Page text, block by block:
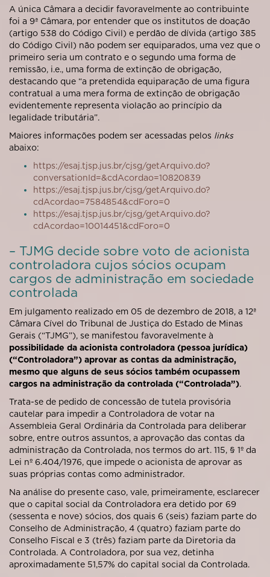
A única Câmara a decidir favoravelmente ao contribuinte
foi a 9ª Câmara, por entender que os institutos de doação
(artigo 538 do Código Civil) e perdão de dívida (artigo 385
do Código Civil) não podem ser equiparados, uma vez que o
primeiro seria um contrato e o segundo uma forma de
remissão, i.e., uma forma de extinção de obrigação,
destacando que “a pretendida equiparação de uma figura
contratual a uma mera forma de extinção de obrigação
evidentemente representa violação ao princípio da
legalidade tributária”.
Maiores informações podem ser acessadas pelos links
abaixo:
https://esaj.tjsp.jus.br/cjsg/getArquivo.do?
conversationId=&cdAcordao=10820839
https://esaj.tjsp.jus.br/cjsg/getArquivo.do?
cdAcordao=7584854&cdForo=0
https://esaj.tjsp.jus.br/cjsg/getArquivo.do?
cdAcordao=10014451&cdForo=0
– TJMG decide sobre voto de acionista
controladora cujos sócios ocupam
cargos de administração em sociedade
controlada
Em julgamento realizado em 05 de dezembro de 2018, a 12ª
Câmara Cível do Tribunal de Justiça do Estado de Minas
Gerais (“TJMG”), se manifestou favoravelmente à
possibilidade da acionista controladora (pessoa jurídica)
(“Controladora”) aprovar as contas da administração,
mesmo que alguns de seus sócios também ocupassem
cargos na administração da controlada (“Controlada”).
Trata-se de pedido de concessão de tutela provisória
cautelar para impedir a Controladora de votar na
Assembleia Geral Ordinária da Controlada para deliberar
sobre, entre outros assuntos, a aprovação das contas da
administração da Controlada, nos termos do art. 115, § 1º da
Lei nº 6.404/1976, que impede o acionista de aprovar as
suas próprias contas como administrador.
Na análise do presente caso, vale, primeiramente, esclarecer
que o capital social da Controladora era detido por 69
(sessenta e nove) sócios, dos quais 6 (seis) faziam parte do
Conselho de Administração, 4 (quatro) faziam parte do
Conselho Fiscal e 3 (três) faziam parte da Diretoria da
Controlada. A Controladora, por sua vez, detinha
aproximadamente 51,57% do capital social da Controlada.